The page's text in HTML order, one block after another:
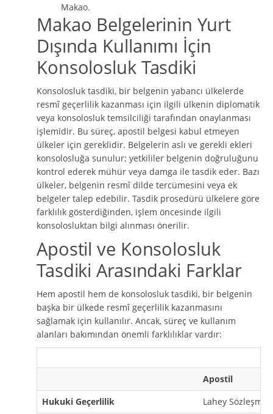
Makao.
Makao Belgelerinin Yurt
Dışında Kullanımı İçin
Konsolosluk Tasdiki
Konsolosluk tasdiki, bir belgenin yabancı ülkelerde
resmî geçerlilik kazanması için ilgili ülkenin diplomatik
veya konsolosluk temsilciliği tarafından onaylanması
işlemidir. Bu süreç, apostil belgesi kabul etmeyen
ülkeler için gereklidir. Belgelerin aslı ve gerekli ekleri
konsolosluğa sunulur; yetkililer belgenin doğruluğunu
kontrol ederek mühür veya damga ile tasdik eder. Bazı
ülkeler, belgenin resmî dilde tercümesini veya ek
belgeler talep edebilir. Tasdik prosedürü ülkelere göre
farklılık gösterdiğinden, işlem öncesinde ilgili
konsolosluktan bilgi alınması önerilir.
Apostil ve Konsolosluk
Tasdiki Arasındaki Farklar
Hem apostil hem de konsolosluk tasdiki, bir belgenin
başka bir ülkede resmî geçerlilik kazanmasını
sağlamak için kullanılır. Ancak, süreç ve kullanım
alanları bakımından önemli farklılıklar vardır:
Apostil
Hukuki Geçerlilik
Lahey